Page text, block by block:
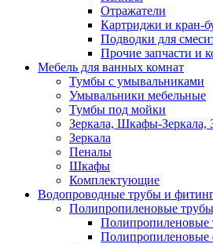
Отражатели
Картриджи и кран-
Подводки для
Прочие запчасти и
Мебель для ванных комнат
Тумбы с умывальниками
Умывальники мебельные
Тумбы под мойки
Зеркала, Шкафы-Зеркала,
Зеркала
Пеналы
Шкафы
Комплектующие
Водопроводные трубы и
Полипропиленовые
Полипропиленовые
Полипропиленовые